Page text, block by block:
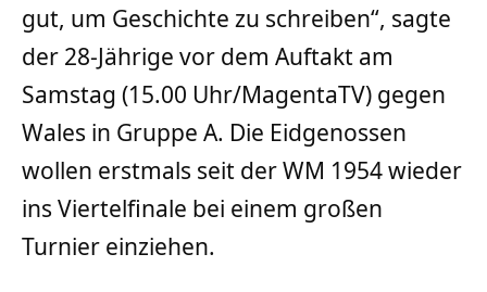
gut, um Geschichte zu schreiben“, sagte
der 28-Jährige vor dem Auftakt am
Samstag (15.00 Uhr/MagentaTV) gegen
Wales in Gruppe A. Die Eidgenossen
wollen erstmals seit der WM 1954 wieder
ins Viertelfinale bei einem großen
Turnier einziehen.